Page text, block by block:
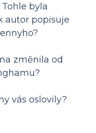
byla
autor popisuje
změnila od
vás oslovily?